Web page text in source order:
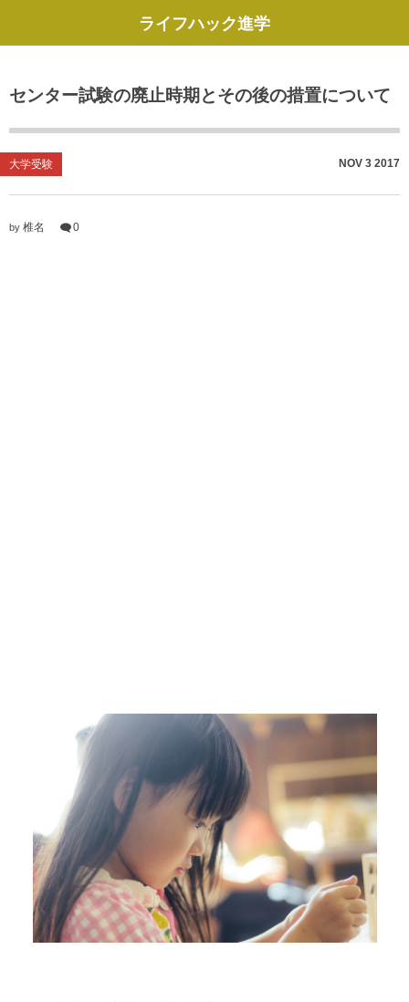
ライフハック進学
センター試験の廃止時期とその後の措置について
大学受験 NOV 3 2017
by 椎名 0